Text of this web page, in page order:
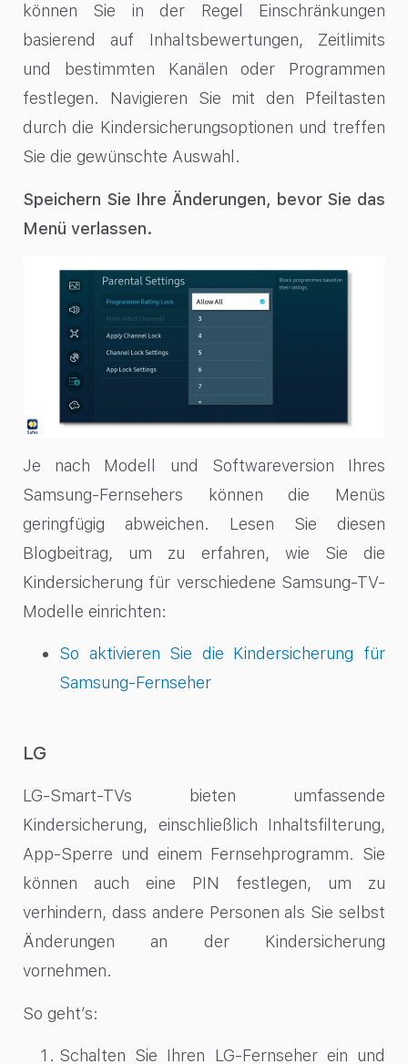
können Sie in der Regel Einschränkungen
basierend auf Inhaltsbewertungen, Zeitlimits
und bestimmten Kanälen oder Programmen
festlegen. Navigieren Sie mit den Pfeiltasten
durch die Kindersicherungsoptionen und treffen
Sie die gewünschte Auswahl.
Speichern Sie Ihre Änderungen, bevor Sie das
Menü verlassen.
Je nach Modell und Softwareversion Ihres
Samsung-Fernsehers können die Menüs
geringfügig abweichen. Lesen Sie diesen
Blogbeitrag, um zu erfahren, wie Sie die
Kindersicherung für verschiedene Samsung-TV-
Modelle einrichten:
So aktivieren Sie die Kindersicherung für
Samsung-Fernseher
LG
LG-Smart-TVs bieten umfassende
Kindersicherung, einschließlich Inhaltsfilterung,
App-Sperre und einem Fernsehprogramm. Sie
können auch eine PIN festlegen, um zu
verhindern, dass andere Personen als Sie selbst
Änderungen an der Kindersicherung
vornehmen.
So geht’s:
Schalten Sie Ihren LG-Fernseher ein und